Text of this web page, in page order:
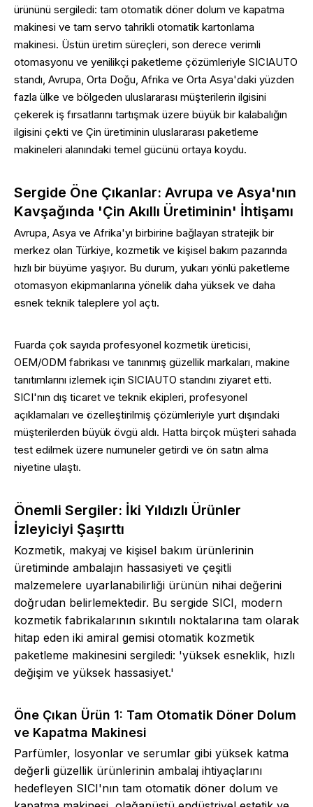
ürününü sergiledi: tam otomatik döner dolum ve kapatma
makinesi ve tam servo tahrikli otomatik kartonlama
makinesi. Üstün üretim süreçleri, son derece verimli
otomasyonu ve yenilikçi paketleme çözümleriyle SICIAUTO
standı, Avrupa, Orta Doğu, Afrika ve Orta Asya'daki yüzden
fazla ülke ve bölgeden uluslararası müşterilerin ilgisini
çekerek iş fırsatlarını tartışmak üzere büyük bir kalabalığın
ilgisini çekti ve Çin üretiminin uluslararası paketleme
makineleri alanındaki temel gücünü ortaya koydu.
Sergide Öne Çıkanlar: Avrupa ve Asya'nın
Kavşağında 'Çin Akıllı Üretiminin' İhtişamı
Avrupa, Asya ve Afrika'yı birbirine bağlayan stratejik bir
merkez olan Türkiye, kozmetik ve kişisel bakım pazarında
hızlı bir büyüme yaşıyor. Bu durum, yukarı yönlü paketleme
otomasyon ekipmanlarına yönelik daha yüksek ve daha
esnek teknik taleplere yol açtı.
Fuarda çok sayıda profesyonel kozmetik üreticisi,
OEM/ODM fabrikası ve tanınmış güzellik markaları, makine
tanıtımlarını izlemek için SICIAUTO standını ziyaret etti.
SICI'nın dış ticaret ve teknik ekipleri, profesyonel
açıklamaları ve özelleştirilmiş çözümleriyle yurt dışındaki
müşterilerden büyük övgü aldı. Hatta birçok müşteri sahada
test edilmek üzere numuneler getirdi ve ön satın alma
niyetine ulaştı.
Önemli Sergiler: İki Yıldızlı Ürünler
İzleyiciyi Şaşırttı
Kozmetik, makyaj ve kişisel bakım ürünlerinin
üretiminde ambalajın hassasiyeti ve çeşitli
malzemelere uyarlanabilirliği ürünün nihai değerini
doğrudan belirlemektedir. Bu sergide SICI, modern
kozmetik fabrikalarının sıkıntılı noktalarına tam olarak
hitap eden iki amiral gemisi otomatik kozmetik
paketleme makinesini sergiledi: 'yüksek esneklik, hızlı
değişim ve yüksek hassasiyet.'
Öne Çıkan Ürün 1: Tam Otomatik Döner Dolum
ve Kapatma Makinesi
Parfümler, losyonlar ve serumlar gibi yüksek katma
değerli güzellik ürünlerinin ambalaj ihtiyaçlarını
hedefleyen SICI'nın tam otomatik döner dolum ve